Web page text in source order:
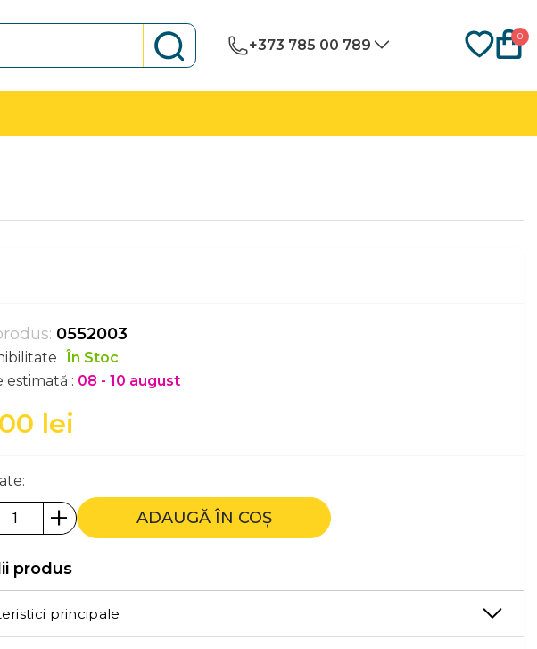
+373 785 00 789
0
0552003
:În Stoc
estimată : 08 - 10 august
lei
+ ADAUGĂ ÎN COȘ
produs
principale